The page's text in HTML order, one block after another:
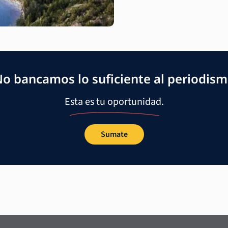
bancamos lo suficiente al
Esta es tu oportunidad.
Sumate